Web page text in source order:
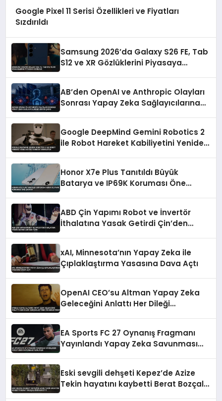
Google Pixel 11 Serisi Özellikleri ve Fiyatları
Sızdırıldı
Samsung 2026’da Galaxy S26 FE, Tab
S12 ve XR Gözlüklerini Piyasaya
AB’den OpenAI ve Anthropic Olayları
Sonrası Yapay Zeka Sağlayıcılarına
Google DeepMind Gemini Robotics 2
ile Robot Hareket Kabiliyetini Yeniden
Honor X7e Plus Tanıtıldı Büyük
Batarya ve IP69K Koruması Öne
ABD Çin Yapımı Robot ve İnvertör
İthalatına Yasak Getirdi Çin’den
xAI, Minnesota’nın Yapay Zeka ile
Çıplaklaştırma Yasasına Dava Açtı
OpenAI CEO’su Altman Yapay Zeka
Geleceğini Anlattı Her Dileği
EA Sports FC 27 Oynanış Fragmanı
Yayınlandı Yapay Zeka Savunması
Eski sevgili dehşeti Kepez’de Azize
Tekin hayatını kaybetti Berat Bozçalı